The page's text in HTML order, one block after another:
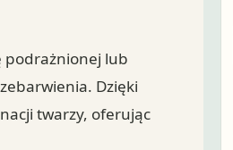
podrażnionej lub
Dzięki
twarzy, oferując